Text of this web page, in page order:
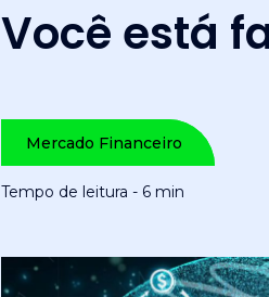
Você está
Mercado Financeiro
Tempo de leitura - 6 min